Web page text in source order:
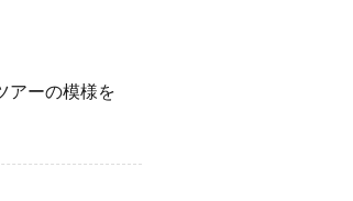
アーの模様を